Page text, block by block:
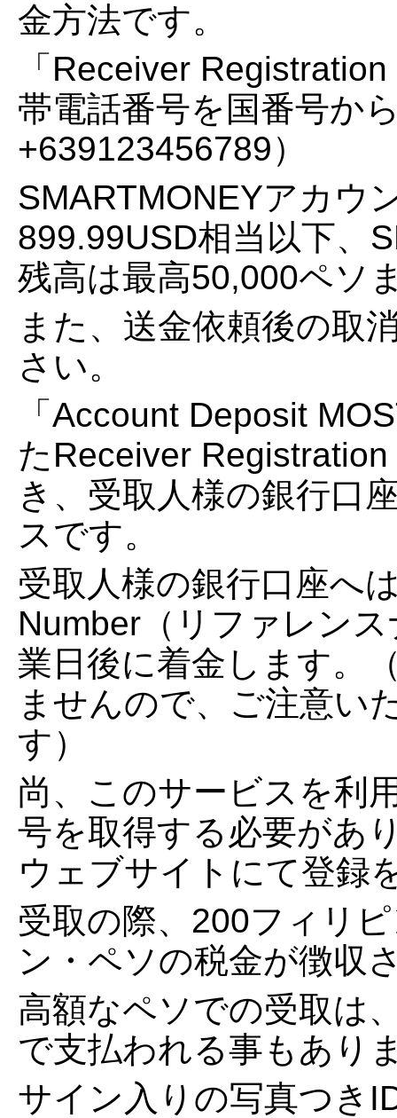
金方法です。
「Receiver
帯電話番号を国番号か
+639123456789）
SMARTMONEYアカウ
899.99USD相当以下、
残高は最高50,000ペソ
また、送金依頼後の取
さい。
「Account Deposit
たReceiver
き、受取人様の銀行口
スです。
受取人様の銀行口座へ
Number（リファレン
業日後に着金します。
ませんので、ご注意い
す）
尚、このサービスを利
号を取得する必要があ
ウェブサイトにて登録
受取の際、200フィリ
ン・ペソの税金が徴収
高額なペソでの受取は
で支払われる事もあり
サイン入りの写真つき